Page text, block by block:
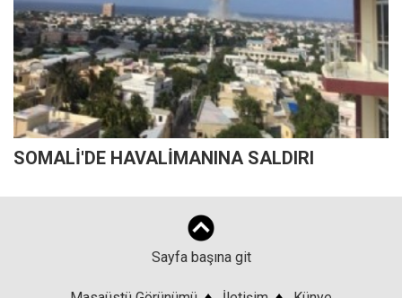
SOMALİ'DE HAVALİMANINA SALDIRI
Sayfa başına git